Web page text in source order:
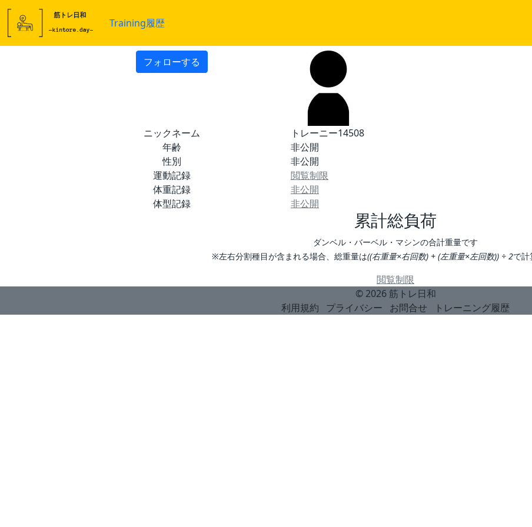
Training履歴
フォローする
ニックネーム
トレーニー14508
年齢
非公開
性別
非公開
運動記録
閲覧制限
体重記録
非公開
体型記録
非公開
累計総負荷
ダンベル・バーベル・マシンの合計重量です
※左右分割種目が含まれる場合、総重量は((右重量×右回数) + (左重量×左回数)) ÷ 2で計
閲覧制限
© 2026 筋トレ日和
利用規約
プライバシー お問合せ トレーニング履歴